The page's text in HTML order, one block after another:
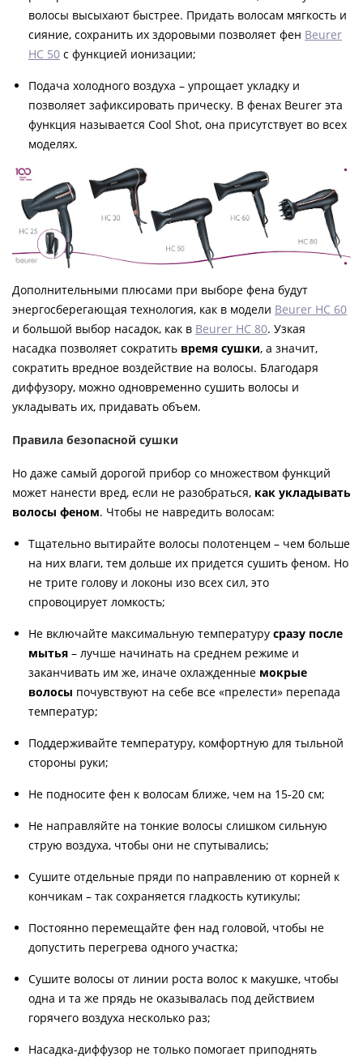
волосы высыхают быстрее. Придать волосам мягкость и
сияние, сохранить их здоровыми позволяет фен Beurer
HC 50 с функцией ионизации;
Подача холодного воздуха – упрощает укладку и
позволяет зафиксировать прическу. В фенах Beurer эта
функция называется Cool Shot, она присутствует во всех
моделях.
Дополнительными плюсами при выборе фена будут
энергосберегающая технология, как в модели Beurer HC 60
и большой выбор насадок, как в Beurer HC 80. Узкая
насадка позволяет сократить время сушки, а значит,
сократить вредное воздействие на волосы. Благодаря
диффузору, можно одновременно сушить волосы и
укладывать их, придавать объем.
Правила безопасной сушки
Но даже самый дорогой прибор со множеством функций
может нанести вред, если не разобраться, как укладывать
волосы феном. Чтобы не навредить волосам:
Тщательно вытирайте волосы полотенцем – чем больше
на них влаги, тем дольше их придется сушить феном. Но
не трите голову и локоны изо всех сил, это
спровоцирует ломкость;
Не включайте максимальную температуру сразу после
мытья – лучше начинать на среднем режиме и
заканчивать им же, иначе охлажденные мокрые
волосы почувствуют на себе все «прелести» перепада
температур;
Поддерживайте температуру, комфортную для тыльной
стороны руки;
Не подносите фен к волосам ближе, чем на 15-20 см;
Не направляйте на тонкие волосы слишком сильную
струю воздуха, чтобы они не спутывались;
Сушите отдельные пряди по направлению от корней к
кончикам – так сохраняется гладкость кутикулы;
Постоянно перемещайте фен над головой, чтобы не
допустить перегрева одного участка;
Сушите волосы от линии роста волос к макушке, чтобы
одна и та же прядь не оказывалась под действием
горячего воздуха несколько раз;
Насадка-диффузор не только помогает приподнять